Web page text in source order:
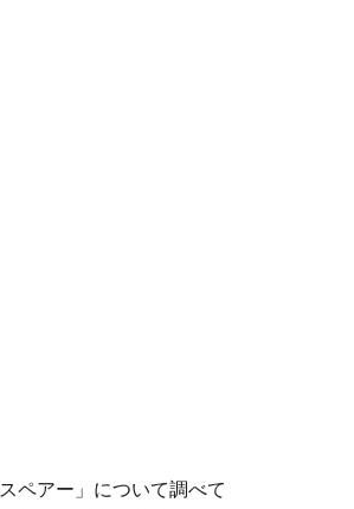
ペアー」について調べて